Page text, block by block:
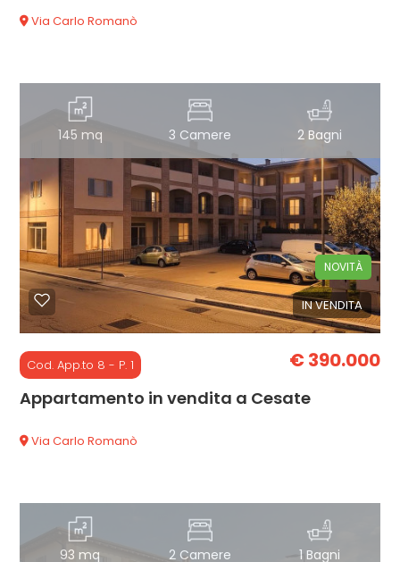
Via Carlo Romanò
145 mq 3 Camere 2 Bagni
IN VENDITA
NOVITÀ
Cod. App.to 8 - P. 1 € 390.000
Appartamento in vendita a Cesate
Via Carlo Romanò
93 mq 2 Camere 1 Bagni
Totale
mq
Locali
minimi
Qualsiasi